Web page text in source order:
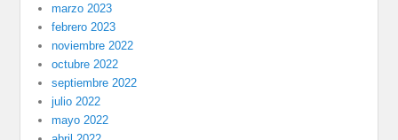
marzo 2023
febrero 2023
noviembre 2022
octubre 2022
septiembre 2022
julio 2022
mayo 2022